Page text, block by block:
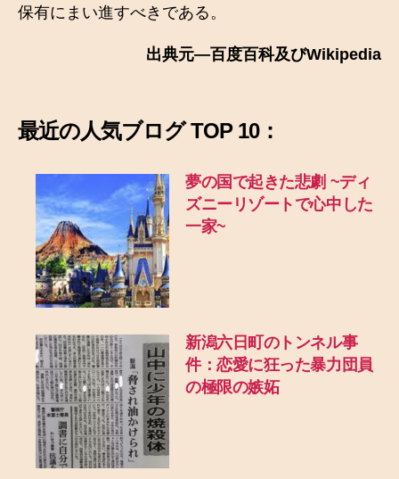
保有にまい進すべきである。
出典元―百度百科及びWikipedia
最近の人気ブログ TOP 10：
夢の国で起きた悲劇 ~ディ
ズニーリゾートで心中した
一家~
新潟六日町のトンネル事
件：恋愛に狂った暴力団員
の極限の嫉妬